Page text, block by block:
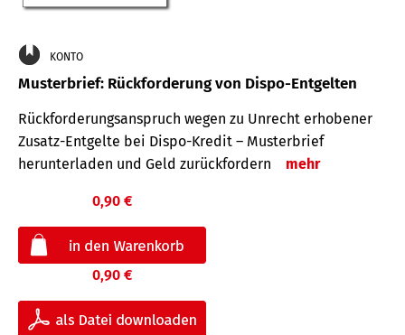
KONTO
Musterbrief: Rückforderung von Dispo-Entgelten
Rückforderungsanspruch wegen zu Unrecht erhobener
Zusatz-Entgelte bei Dispo-Kredit – Musterbrief
herunterladen und Geld zurückfordern
mehr
0,90 €
0,90 €